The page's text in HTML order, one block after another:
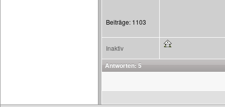
Beiträge: 1103
Inaktiv
Antworten: 5